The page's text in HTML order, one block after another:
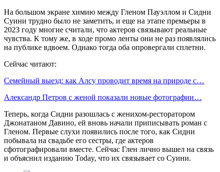
На большом экране химию между Гленом Пауэллом и Сидни
Суини трудно было не заметить, и еще на этапе премьеры в
2023 году многие считали, что актеров связывают реальные
чувства. К тому же, в ходе промо ленты они не раз появлялись
на публике вдвоем. Однако тогда оба опровергали сплетни.
Сейчас читают:
Семейный выезд: как Алсу проводит время на природе с…
Александр Петров с женой показали новые фотографии…
Теперь, когда Сидни разошлась с женихом-ресторатором
Джонатаном Давино, ей вновь начали приписывать роман с
Гленом. Первые слухи появились после того, как Сидни
побывала на свадьбе его сестры, где актеров
сфотографировали вместе. Сейчас Глен лично вышел на связь
и объяснил изданию Today, что их связывает со Суини.